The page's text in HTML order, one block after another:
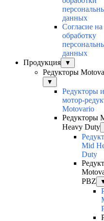
данных
Согласие на
обработку
данных
Продукция
▼
Редукторы
▼
Редукторы и
мотор-
Motovario
Редукторы
Heavy Duty
Mid
Duty
PBZ